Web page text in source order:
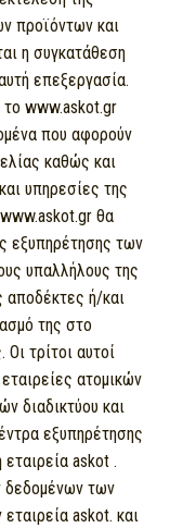
προϊόντων και
η συγκατάθεση
επεξεργασία.
το www.askot.gr
που αφορούν
καθώς και
υπηρεσίες της
θα
εξυπηρέτησης των
υπαλλήλους της
αποδέκτες ή/και
της στο
τρίτοι αυτοί
ατομικών
διαδικτύου και
εξυπηρέτησης
askot .
δεδομένων των
askot. και